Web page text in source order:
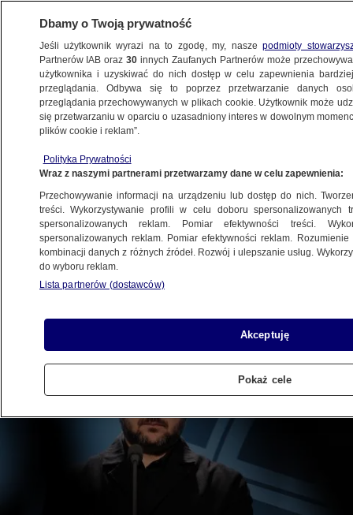
POLSKA
Co z przyjazdem Wołodymyra
Zełenskiego?
Oprac.Aleksandra Sapeta
13.06.2026, 19:53
Posłuchaj artykułu
Dbamy o Twoją prywatność
Jeśli użytkownik wyrazi na to zgodę, my, naszepodmioty
Partnerów IAB oraz30 innych Zaufanych Partnerów może
użytkownika i uzyskiwać do nich dostęp w celu zapewnienia
przeglądania. Odbywa się to poprzez przetwarzanie danych
przeglądania przechowywanych w plikach cookie. Użytkownik może
się przetwarzaniu w oparciu o uzasadniony interes w dowolnym
plików cookie i reklam”.
Polityka Prywatności
Wraz z naszymi partnerami przetwarzamy dane w celu zapewnienia:
Przechowywanie informacji na urządzeniu lub dostęp do nich.
treści. Wykorzystywanie profili w celu doboru spersonalizowanych
spersonalizowanych reklam. Pomiar efektywności treści.
spersonalizowanych reklam. Pomiar efektywności reklam.
kombinacji danych z różnych źródeł. Rozwój i ulepszanie usług.
do wyboru reklam.
Lista partnerów (dostawców)
Akceptuję
Pokaż cele